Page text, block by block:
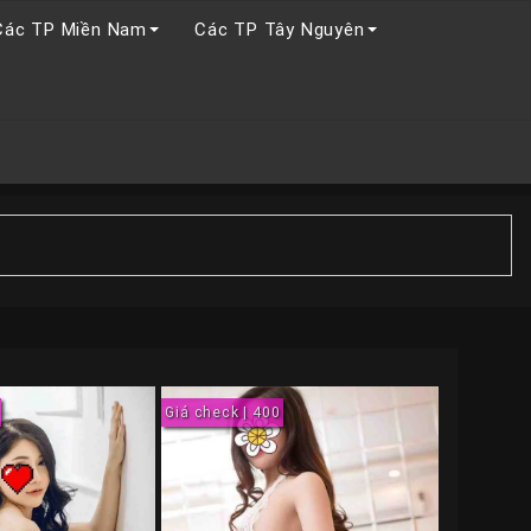
TP Miền Nam Các TP Tây Nguyên
Giá check | 400